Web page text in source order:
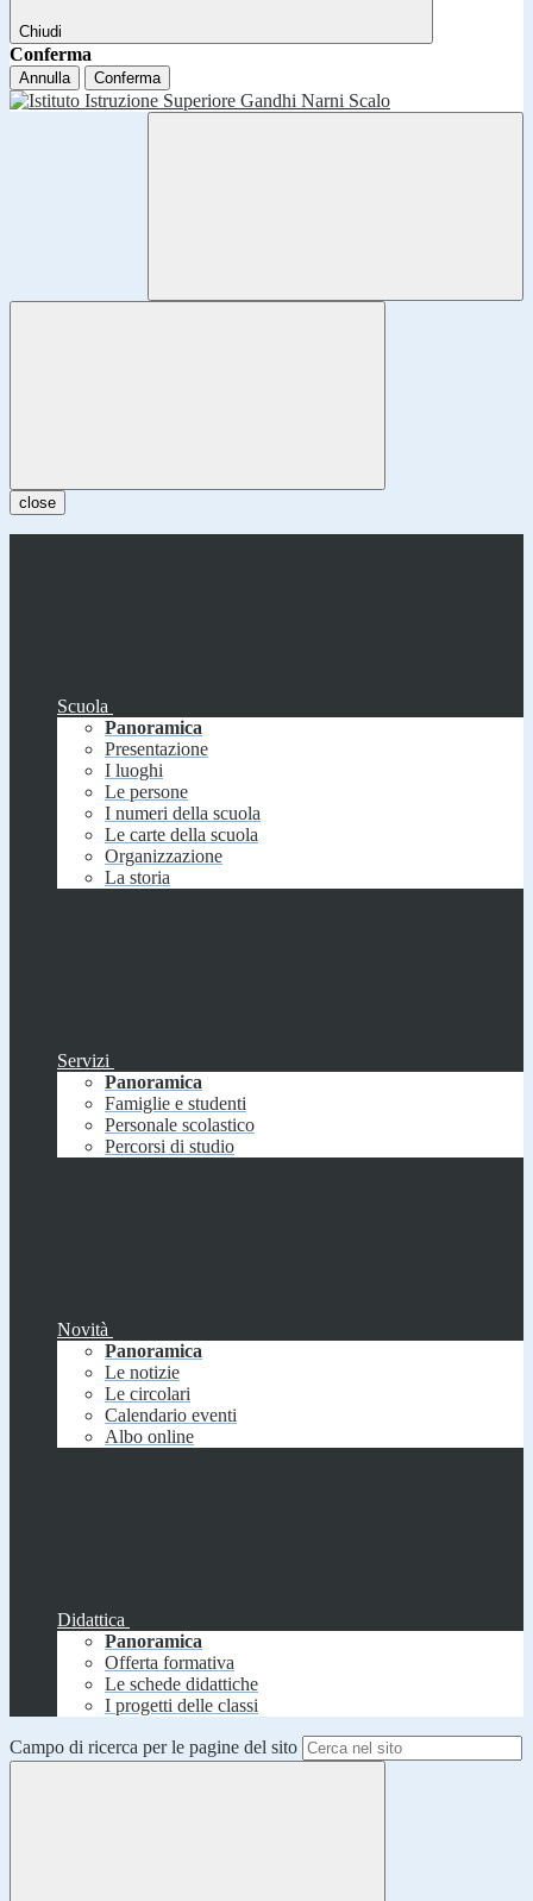
Chiudi
Conferma
Annulla Conferma
close
Scuola
Panoramica
Presentazione
I luoghi
Le persone
I numeri della scuola
Le carte della scuola
Organizzazione
La storia
Servizi
Panoramica
Famiglie e studenti
Personale scolastico
Percorsi di studio
Novità
Panoramica
Le notizie
Le circolari
Calendario eventi
Albo online
Didattica
Panoramica
Offerta formativa
Le schede didattiche
I progetti delle classi
Campo di ricerca per le pagine del sito